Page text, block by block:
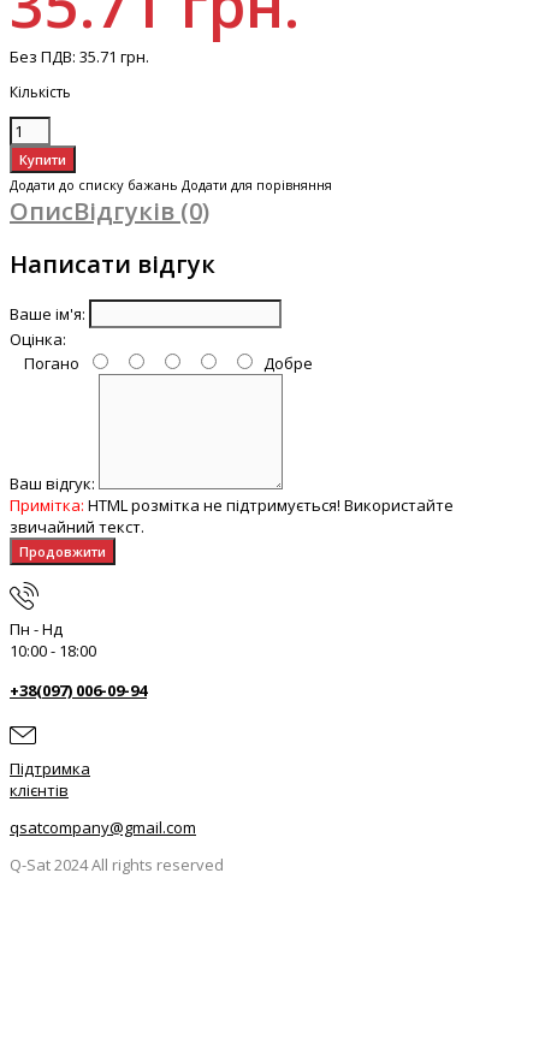
Без ПДВ: 35.71 грн.
Кількість
Додати до списку бажань Додати для порівняння
ОписВідгуків (0)
Написати відгук
Ваше ім'я:
Оцінка:
Погано
Добре
Ваш відгук:
Примітка: HTML розмітка не підтримується! Використайте
звичайний текст.
Продовжити
Пн - Нд
10:00 - 18:00
+38(097) 006-09-94
Підтримка
клієнтів
qsatcompany@gmail.com
Q-Sat 2024 All rights reserved